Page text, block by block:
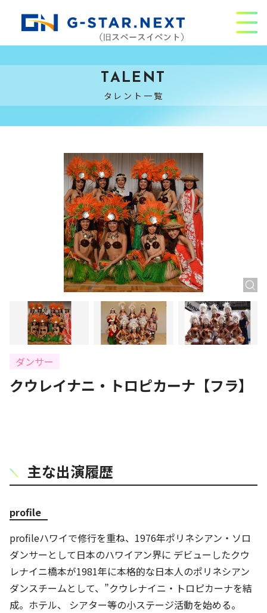
TALENT
タレント一覧
ダンサー
クウレイナニ・トロピカーナ【フラ】
主な出演履歴
profile
profileハワイで修行を重ね、1976年ポリネシアン・ソロ
ダンサーとして日本のハワイアン界に デビューしたクウ
レナイニ橋本が1981年に本格的な日本人のポリネシアン
ダンスチームとして、”クウレナイニ・トロピカーナを結
成。ホテル、 シアター等の小ステージ活動を始める。